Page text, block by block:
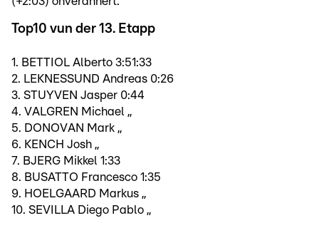
Top10 vun der 13. Etapp
1. BETTIOL Alberto 3:51:33
2. LEKNESSUND Andreas 0:26
3. STUYVEN Jasper 0:44
4. VALGREN Michael ,,
5. DONOVAN Mark ,,
6. KENCH Josh ,,
7. BJERG Mikkel 1:33
8. BUSATTO Francesco 1:35
9. HOELGAARD Markus ,,
10. SEVILLA Diego Pablo ,,